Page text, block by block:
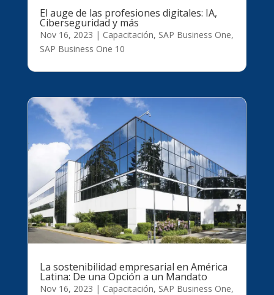
El auge de las profesiones digitales: IA,
Ciberseguridad y más
Nov 16, 2023 | Capacitación, SAP Business One,
SAP Business One 10
La sostenibilidad empresarial en América
Latina: De una Opción a un Mandato
Nov 16, 2023 | Capacitación, SAP Business One,